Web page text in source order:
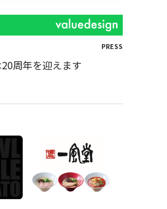
PRESS
周年を迎えます